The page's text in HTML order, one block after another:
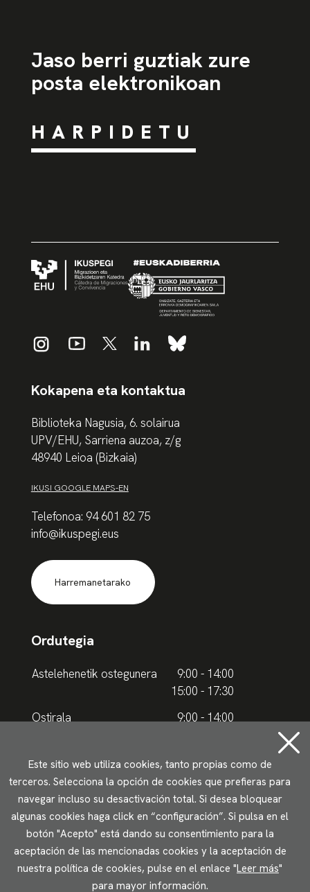
Jaso berri guztiak zure
posta elektronikoan
HARPIDETU
Kokapena eta kontaktua
Biblioteka Nagusia, 6. solairua
UPV/EHU, Sarriena auzoa, z/g
48940 Leioa (Bizkaia)
IKUSI GOOGLE MAPS-EN
Telefonoa: 94 601 82 75
info@ikuspegi.eus
Harremanetarako
Ordutegia
Astelehenetik ostegunera
9:00 - 14:00
15:00 - 17:30
Ostirala
9:00 - 14:00
Udako ordutegia
Astelehenetik ostegunera
9.00 - 15.00
Ostirala
9:00 - 14:00
Lege oharrak Pribatutasun politika
Cookieen erabilera
Irisgarritasun
Este sitio web utiliza cookies, tanto propias como de
terceros. Selecciona la opción de cookies que prefieras para
navegar incluso su desactivación total. Si desea bloquear
algunas cookies haga click en “configuración”. Si pulsa en el
botón "Acepto" está dando su consentimiento para la
aceptación de las mencionadas cookies y la aceptación de
nuestra política de cookies, pulse en el enlace "Leer más"
para mayor información.